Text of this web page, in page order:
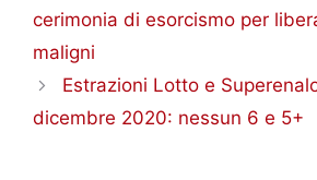
cerimonia di esorcismo per
maligni
Estrazioni Lotto e
dicembre 2020: nessun 6 e 5+